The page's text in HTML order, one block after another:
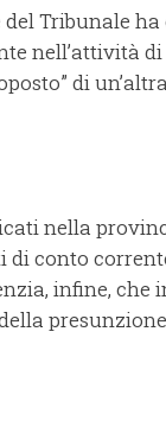
Tribunale
nell’attività
di
nella
di conto
infine, che